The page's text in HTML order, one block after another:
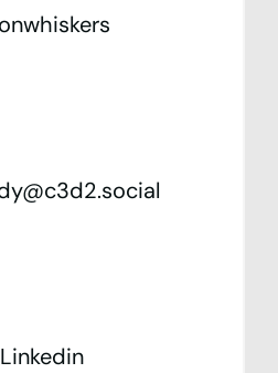
Linkedin